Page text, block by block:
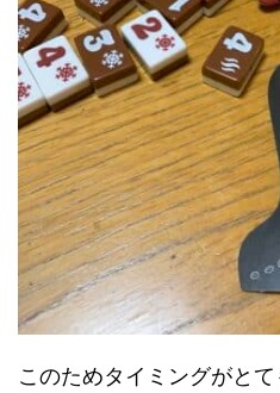
このためタイミングがと